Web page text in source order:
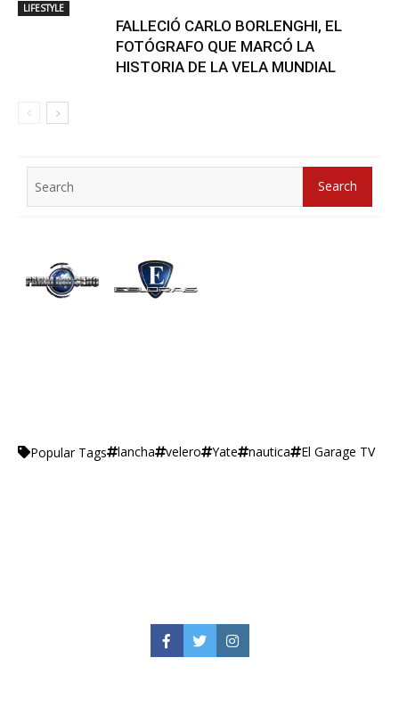
LIFESTYLE
FALLECIÓ CARLO BORLENGHI, EL
FOTÓGRAFO QUE MARCÓ LA
HISTORIA DE LA VELA MUNDIAL
for:
Search
Popular Tags lancha velero Yate nautica El Garage TV
FacebookTwitterInstagram